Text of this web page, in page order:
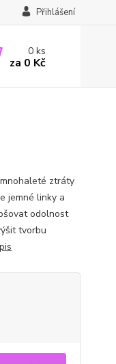
Přihlášení
0ks
za 0 Kč
ztráty
jemné linky a
odolnost
tvorbu